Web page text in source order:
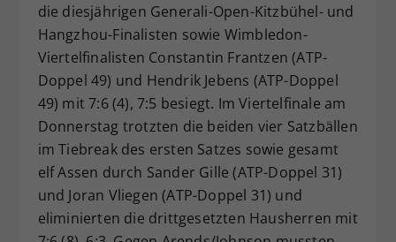
die diesjährigen Generali-Open-Kitzbühel- und
Hangzhou-Finalisten sowie Wimbledon-
Viertelfinalisten Constantin Frantzen (ATP-
Doppel 49) und Hendrik Jebens (ATP-Doppel
49) mit 7:6 (4), 7:5 besiegt. Im Viertelfinale am
Donnerstag trotzten die beiden vier Satzbällen
im Tiebreak des ersten Satzes sowie gesamt
elf Assen durch Sander Gille (ATP-Doppel 31)
und Joran Vliegen (ATP-Doppel 31) und
eliminierten die drittgesetzten Hausherren mit